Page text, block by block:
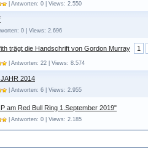
| Antworten: 0 | Views: 2.550
0 | Views: 2.696
trägt die Handschrift von Gordon Murray 1
| Antworten: 22 | Views: 8.574
2014
| Antworten: 6 | Views: 2.955
am Red Bull Ring 1.September 2019"
| Antworten: 0 | Views: 2.185